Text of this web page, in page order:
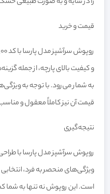
قیمت و خرید
و کیفیت بالای پارچه، از جمله
به شمار می‌رود. با توجه به
قیمت آن نیز کاملاً معقول و
نتیجه‌گیری
روپوش سرآشپز مدل پارسا با
ویژگی‌های منحصر به فرد،
است. این روپوش نه تنها به شما